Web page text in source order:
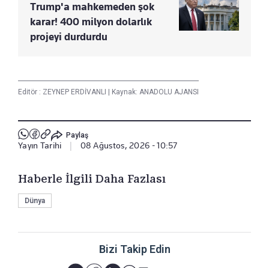
Trump'a mahkemeden şok
karar! 400 milyon dolarlık
projeyi durdurdu
Editör : ZEYNEP ERDİVANLI Kaynak: ANADOLU AJANSI
Paylaş
Yayın Tarihi 08 Ağustos, 2026 - 10:57
Haberle İlgili Daha Fazlası
Dünya
Bizi Takip Edin